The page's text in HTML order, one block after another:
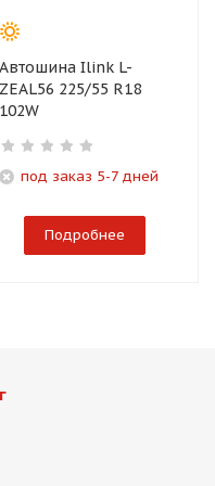
Автошина Ilink L-
ZEAL56 225/55 R18
102W
под заказ 5-7 дней
Подробнее